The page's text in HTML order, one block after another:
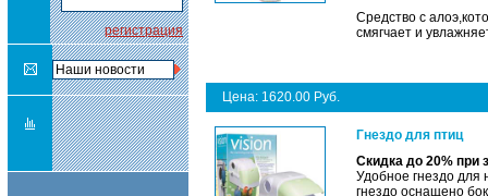
регистрация
Средство с
смягчает и
Цена: 1620.00 Руб.
Гнездо для птиц
Скидка до 20% при
Удобное гнездо для
гнездо оснащено